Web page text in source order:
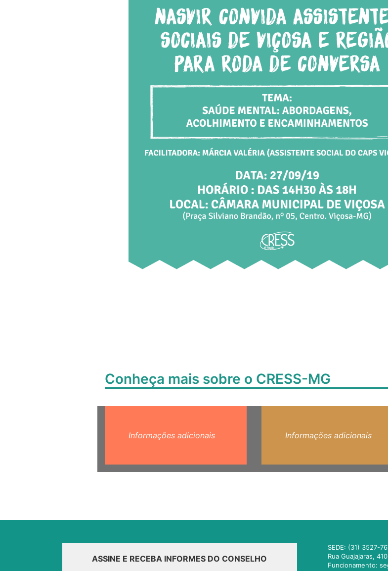
Conheça mais sobre o CRESS-MG
Informações adicionais Informações adicionais
ASSINE E RECEBA INFORMES DO CONSELHO
SEDE: (31) 3527-
Rua Guajajaras,
Funcionamento: